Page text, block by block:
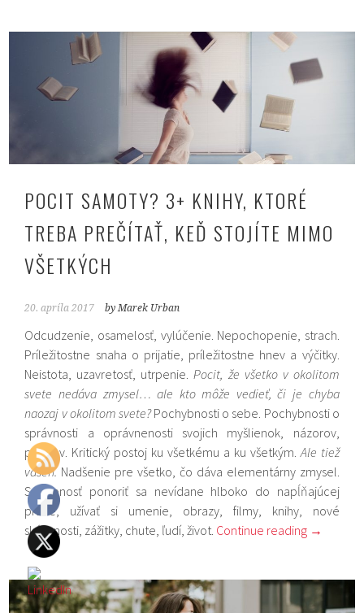
POCIT SAMOTY? 3+ KNIHY, KTORÉ
TREBA PREČÍTAŤ, KEĎ STOJÍTE MIMO
VŠETKÝCH
20. apríla 2017 by Marek Urban
Odcudzenie, osamelosť, vylúčenie. Nepochopenie, strach.
Príležitostne snaha o prijatie, príležitostne hnev a výčitky.
Neistota, uzavretosť, utrpenie. Pocit, že všetko v okolitom
svete nedáva zmysel… ale kto môže vedieť, či je chyba
naozaj v okolitom svete?Pochybnosti o sebe. Pochybnosti o
správnosti a oprávnenosti svojich myšlienok, názorov,
pocitov. Kritický postoj ku všetkému a ku všetkým. Ale tiež
vášeň.Nadšenie pre všetko, čo dáva elementárny zmysel.
Schopnosť ponoriť sa nevídane hlboko do napĺňajúcej
práce, užívať si umenie, obrazy, filmy, knihy, nové
skúsenosti, zážitky, chute, ľudí, život. Continue reading →